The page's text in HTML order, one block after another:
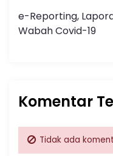
e-Reporting,
Wabah Covid-19
Komentar
Tidak ada